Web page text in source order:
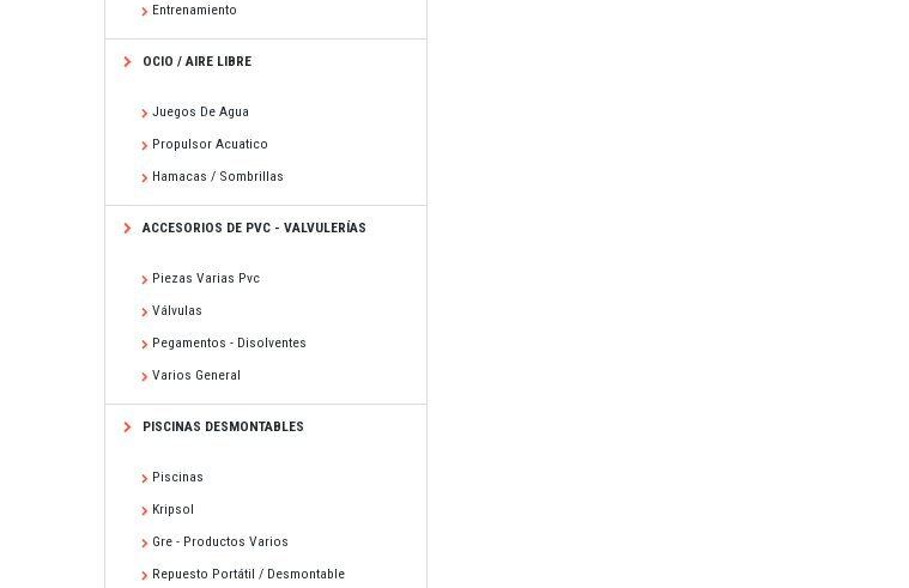
Entrenamiento
OCIO / AIRE LIBRE
Juegos De Agua
Propulsor Acuatico
Hamacas / Sombrillas
ACCESORIOS DE PVC - VALVULERÍAS
Piezas Varias Pvc
Válvulas
Pegamentos - Disolventes
Varios General
PISCINAS DESMONTABLES
Piscinas
Kripsol
Gre - Productos Varios
Repuesto Portátil / Desmontable